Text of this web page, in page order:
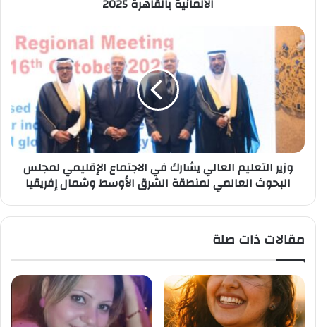
2025
وزير
التعليم
العالي
يشارك
في
الاجتماع
الإقليمي
البحوث
العالمي
لمنطقة
الأوسط
إفريقيا
وزير التعليم العالي يشارك في الاجتماع الإقليمي لمجلس
البحوث العالمي لمنطقة الشرق الأوسط وشمال إفريقيا
مقالات ذات صلة